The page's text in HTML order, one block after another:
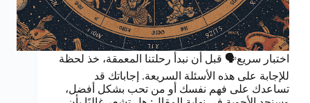
اختبار سريع🗣️ قبل أن نبدأ رحلتنا المعمقة، خذ لحظة
للإجابة على هذه الأسئلة السريعة. إجاباتك قد
تساعدك على فهم نفسك أو من تحب بشكل أفضل،